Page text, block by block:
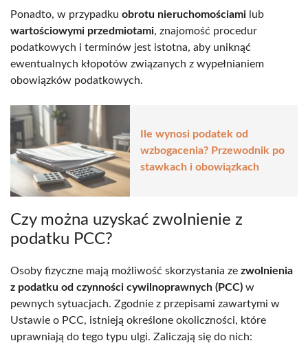
Ponadto, w przypadku obrotu nieruchomościami lub
wartościowymi przedmiotami, znajomość procedur
podatkowych i terminów jest istotna, aby uniknąć
ewentualnych kłopotów związanych z wypełnianiem
obowiązków podatkowych.
Ile wynosi podatek od
wzbogacenia? Przewodnik po
stawkach i obowiązkach
Czy można uzyskać zwolnienie z
podatku PCC?
Osoby fizyczne mają możliwość skorzystania ze zwolnienia
z podatku od czynności cywilnoprawnych (PCC) w
pewnych sytuacjach. Zgodnie z przepisami zawartymi w
Ustawie o PCC, istnieją określone okoliczności, które
uprawniają do tego typu ulgi. Zaliczają się do nich: